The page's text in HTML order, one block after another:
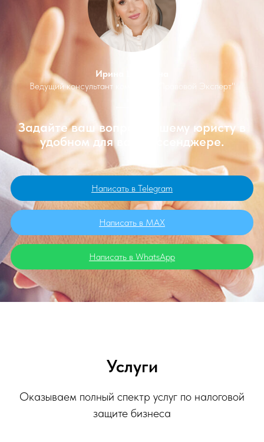
Ирина Шишкина
Ведущий консультант компании "Правовой Эксперт"
Задайте ваш вопрос нашему юристу в
удобном для вас мессенджере.
Написать в Telegram
Написать в MAX
Написать в WhatsApp
Услуги
Оказываем полный спектр услуг по налоговой
защите бизнеса